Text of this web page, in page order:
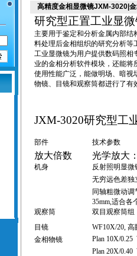
高精度金相显微镜JXM-3020|
研究型正置工业显
主要用于鉴定和分析金属内部
料处理后金相组织的研究分析等
工业显微镜为用户提供数码照相
业的金相分析软件模块 ， 还能将
使用性能广泛，能做明场、暗视
物镜、目镜和观察筒都进行了有
JXM-3020研究型工
部件 技术参数
放大倍数 光学放大
机身
反射照明显
无穷远色差独
同轴粗微动
35mm,适合各
观察筒
双目观察筒组
目镜
WF10X/20, 高
金相物镜
Plan 10X/0.25
Plan 20X/0.40